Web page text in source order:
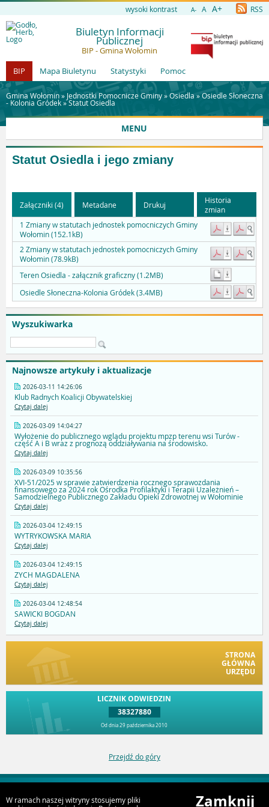
wysoki kontrast A- A A+ RSS
Biuletyn Informacji
Publicznej
BIP - Gmina Wołomin
BIP
Mapa Biuletynu Statystyki Pomoc
Gmina Wołomin » Jednostki Pomocnicze Gminy»Osiedla »Osiedle Słoneczna
- Kolonia Gródek»Statut Osiedla
MENU
Wyszukiwarka
Najnowsze artykuły i aktualizacje
2026-03-11 14:26:06
Klub Radnych Koalicji Obywatelskiej
Czytaj dalej
2026-03-09 14:04:27
Wyłożenie do publicznego wglądu projektu mpzp terenu wsi Turów -
część A i B wraz z prognozą oddziaływania na środowisko.
Czytaj dalej
2026-03-09 10:35:56
XVI-51/2025 w sprawie zatwierdzenia rocznego sprawozdania
finansowego za 2024 rok Ośrodka Profilaktyki i Terapii Uzależnień –
Samodzielnego Publicznego Zakładu Opieki Zdrowotnej w Wołominie
Czytaj dalej
2026-03-04 12:49:15
WYTRYKOWSKA MARIA
Czytaj dalej
2026-03-04 12:49:15
ZYCH MAGDALENA
Czytaj dalej
2026-03-04 12:48:54
SAWICKI BOGDAN
Czytaj dalej
STRONA
GŁÓWNA
URZĘDU
LICZNIK ODWIEDZIN
38327880
Od dnia 29 października 2010
Statut Osiedla i jego zmiany
Załączniki (4) Metadane Drukuj
Historia
zmian
1 Zmiany w statutach jednostek pomocniczych Gminy
Wołomin (152.1kB)
2 Zmiany w statutach jednostek pomocniczych Gminy
Wołomin (78.9kB)
Teren Osiedla - załącznik graficzny (1.2MB)
Osiedle Słoneczna-Kolonia Gródek (3.4MB)
Przejdź do góry
Deklaracja dostępności
W ramach naszej witryny stosujemy pliki
Zamknij